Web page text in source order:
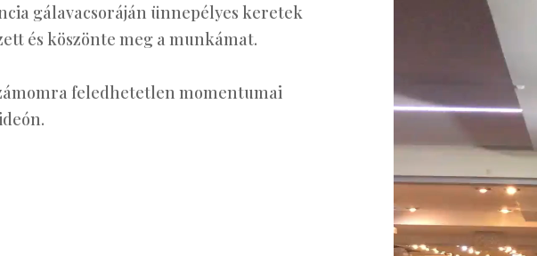
gálavacsoráján ünnepélyes keretek
és köszönte meg a munkámat.
feledhetetlen momentumai